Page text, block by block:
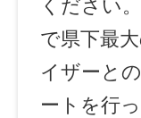
ください
で県下最
イザーと
ートを行